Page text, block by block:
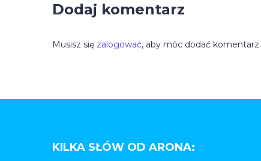
Dodaj komentarz
Musisz się zalogować, aby móc dodać komentarz.
KILKA SŁÓW OD ARONA: